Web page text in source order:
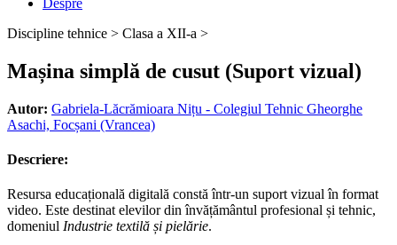
Despre
Discipline tehnice > Clasa a XII-a >
Mașina simplă de cusut (Suport vizual)
Autor: Gabriela-Lăcrămioara Nițu - Colegiul Tehnic Gheorghe
Asachi, Focșani (Vrancea)
Descriere:
Resursa educațională digitală constă într-un suport vizual în format
video. Este destinat elevilor din învățământul profesional și tehnic,
domeniul Industrie textilă și pielărie.